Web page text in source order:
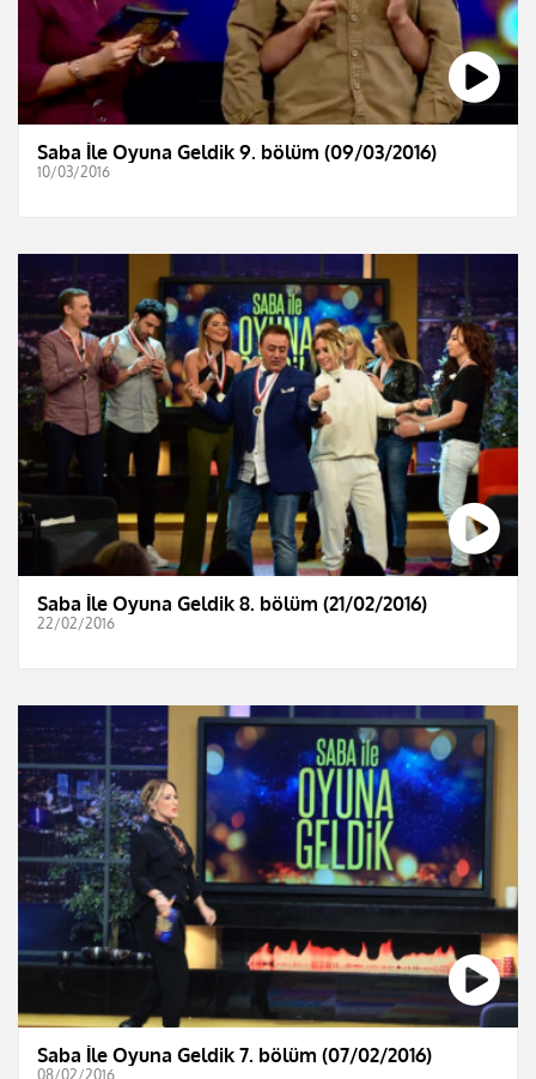
Saba İle Oyuna Geldik 9. bölüm (09/03/2016)
10/03/2016
Saba İle Oyuna Geldik 8. bölüm (21/02/2016)
22/02/2016
Saba İle Oyuna Geldik 7. bölüm (07/02/2016)
08/02/2016